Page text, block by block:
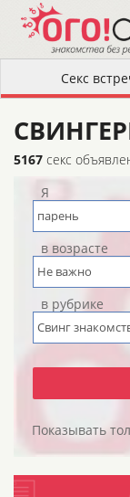
5167 секс
Я
в возрасте
в рубрике
Показывать